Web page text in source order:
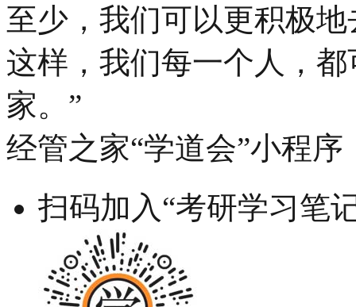
至少，我们可以更积极
这样，我们每一个人，
家。”
经管之家“学道会”小程序
扫码加入“考研学习笔